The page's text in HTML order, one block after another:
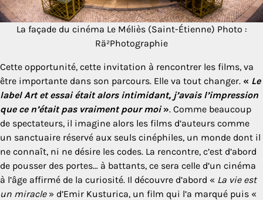
La façade du cinéma Le Méliès (Saint-Étienne) Photo :
Rä²Photographie
Cette opportunité, cette invitation à rencontrer les films, va
être importante dans son parcours. Elle va tout changer. « Le
label Art et essai était alors intimidant, j’avais l’impression
que ce n’était pas vraiment pour moi». Comme beaucoup
de spectateurs, il imagine alors les films d’auteurs comme
un sanctuaire réservé aux seuls cinéphiles, un monde dont il
ne connaît, ni ne désire les codes. La rencontre, c’est d’abord
de pousser des portes… à battants, ce sera celle d’un cinéma
à l’âge affirmé de la curiosité. Il découvre d’abord « La vie est
un miracle» d’Emir Kusturica, un film qui l’a marqué puis «